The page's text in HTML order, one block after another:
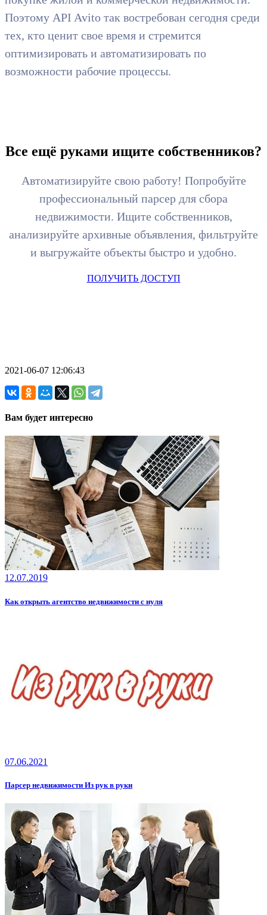
Поэтому API Avito так востребован сегодня среди
тех, кто ценит свое время и стремится
оптимизировать и автоматизировать по
возможности рабочие процессы.
Все ещё руками ищите собственников?
Автоматизируйте свою работу! Попробуйте
профессиональный парсер для сбора
недвижимости. Ищите собственников,
анализируйте архивные объявления, фильтруйте
и выгружайте объекты быстро и удобно.
ПОЛУЧИТЬ ДОСТУП
2021-06-07 12:06:43
Вам будет интересно
12.07.2019
Как открыть агентство недвижимости с нуля
07.06.2021
Парсер недвижимости Из рук в руки